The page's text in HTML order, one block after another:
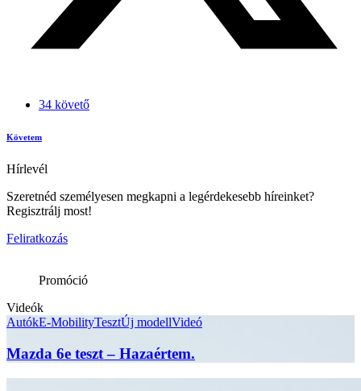
34 követő
Követem
Hírlevél
Szeretnéd személyesen megkapni a legérdekesebb híreinket?
Regisztrálj most!
Feliratkozás
Promóció
Videók
AutókE-MobilityTesztÚj modellVideó
Mazda 6e teszt – Hazaértem.